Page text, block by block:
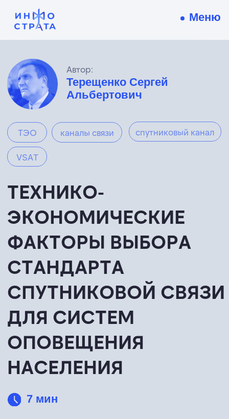
Альбертович
каналы связи
7 мин
ТЕХНИКО-
ЭКОНОМИЧЕСКИЕ
СТАНДАРТА
СПУТНИКОВОЙ СВЯЗИ
ДЛЯ СИСТЕМ
ОПОВЕЩЕНИЯ
НАСЕЛЕНИЯ
связи предоставляют пусть
использовании стандартов для
организации каналов связи для
систем оповещения населения. В этой
выбора с технической и
экономической точек зрения.
ТЭО спутниковый канал